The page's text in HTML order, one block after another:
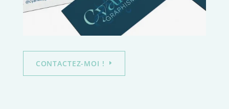
CONTACTEZ-MOI !